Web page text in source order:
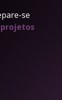
se
projetos